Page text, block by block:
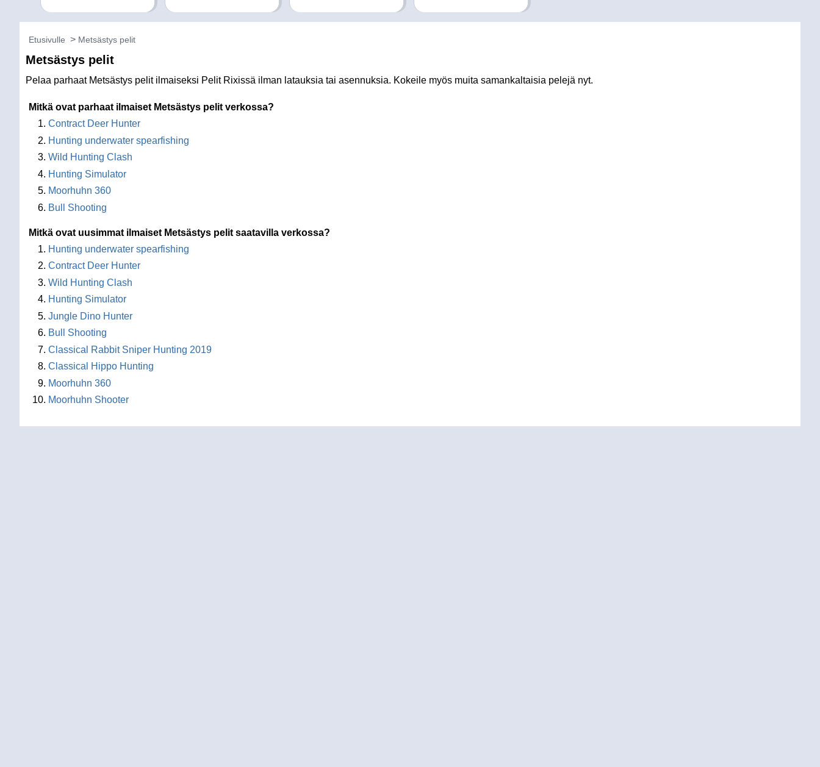
Etusivulle Metsästys pelit
Metsästys pelit
Pelaa parhaat Metsästys pelit ilmaiseksi Pelit Rixissä ilman latauksia tai asennuksia. Kokeile myös muita samankaltaisia pelejä nyt.
Mitkä ovat parhaat ilmaiset Metsästys pelit verkossa?
Contract Deer Hunter
Hunting underwater spearfishing
Wild Hunting Clash
Hunting Simulator
Moorhuhn 360
Bull Shooting
Mitkä ovat uusimmat ilmaiset Metsästys pelit saatavilla verkossa?
Hunting underwater spearfishing
Contract Deer Hunter
Wild Hunting Clash
Hunting Simulator
Jungle Dino Hunter
Bull Shooting
Classical Rabbit Sniper Hunting 2019
Classical Hippo Hunting
Moorhuhn 360
Moorhuhn Shooter